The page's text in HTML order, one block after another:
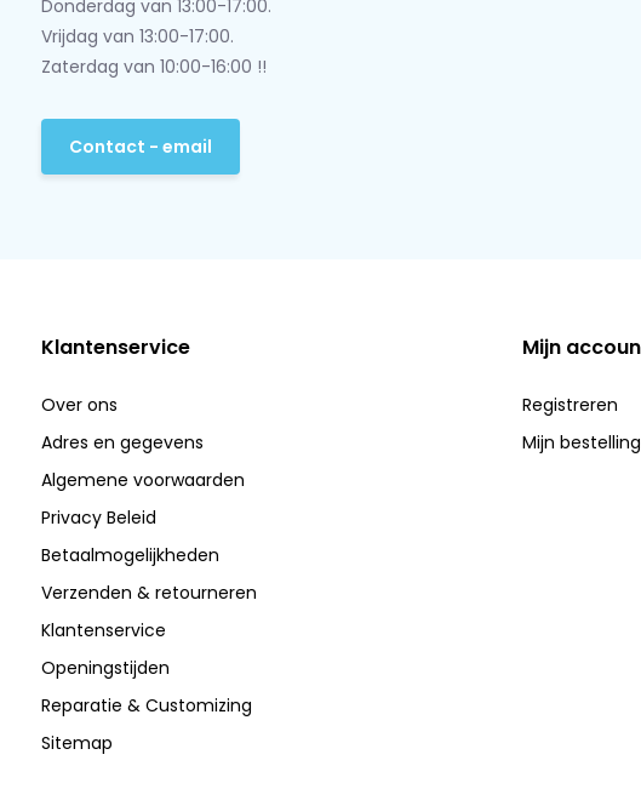
Donderdag van 13:00-17:00.
Vrijdag van 13:00-17:00.
Zaterdag van 10:00-16:00 !!
Contact - email
Klantenservice
Over ons
Adres en gegevens
Algemene voorwaarden
Privacy Beleid
Betaalmogelijkheden
Verzenden & retourneren
Klantenservice
Openingstijden
Reparatie & Customizing
Sitemap
Mijn
Registreren
Mijn